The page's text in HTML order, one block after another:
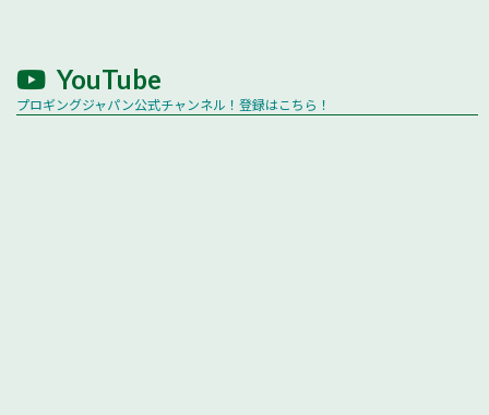
YouTube
プロギングジャパン公式チャンネル！登録はこちら！